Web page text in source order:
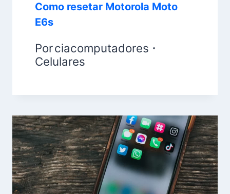
Como resetar Motorola Moto
E6s
Porciacomputadores
Celulares